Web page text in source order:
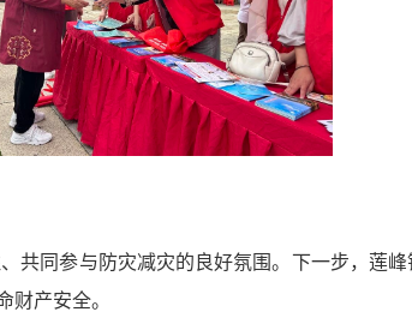
共同参与防灾减灾的良好氛围。下一步，莲
产安全。